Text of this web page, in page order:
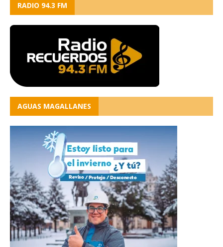
RADIO 94.3 FM
AGUAS MAGALLANES